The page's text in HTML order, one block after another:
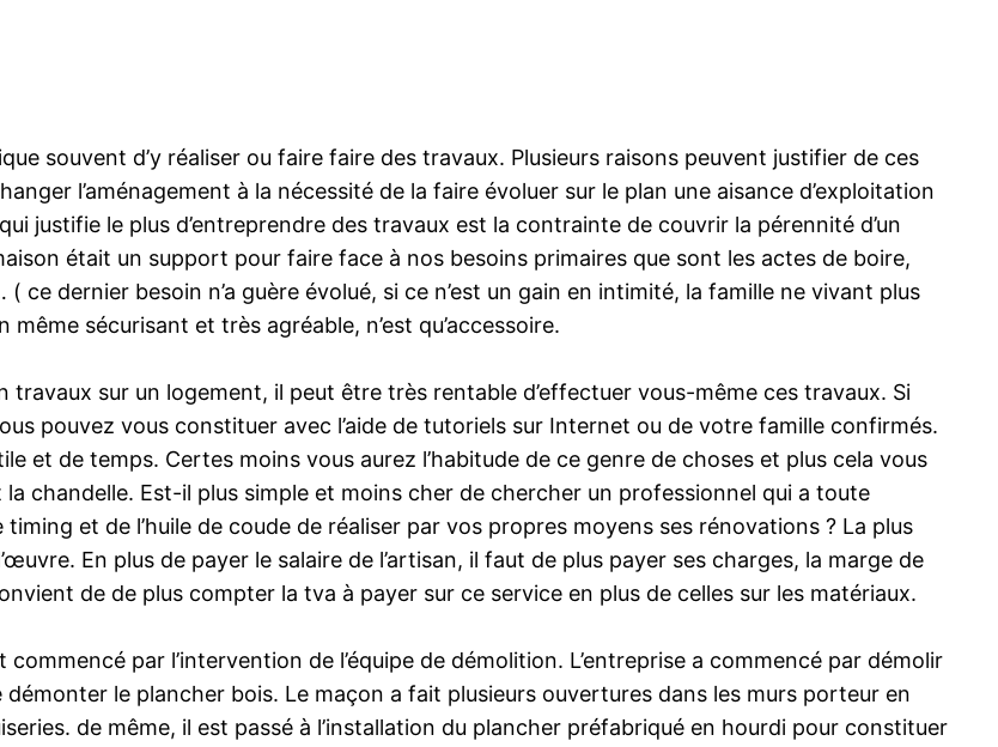
souvent d’y réaliser ou faire faire des travaux. Plusieurs raisons peuvent justifier de ces
l’aménagement à la nécessité de la faire évoluer sur le plan une aisance d’exploitation
justifie le plus d’entreprendre des travaux est la contrainte de couvrir la pérennité d’un
était un support pour faire face à nos besoins primaires que sont les actes de boire,
ce dernier besoin n’a guère évolué, si ce n’est un gain en intimité, la famille ne vivant plus
sécurisant et très agréable, n’est qu’accessoire.
travaux sur un logement, il peut être très rentable d’effectuer vous-même ces travaux. Si
pouvez vous constituer avec l’aide de tutoriels sur Internet ou de votre famille confirmés.
et de temps. Certes moins vous aurez l’habitude de ce genre de choses et plus cela vous
chandelle. Est-il plus simple et moins cher de chercher un professionnel qui a toute
et de l’huile de coude de réaliser par vos propres moyens ses rénovations ? La plus
En plus de payer le salaire de l’artisan, il faut de plus payer ses charges, la marge de
de de plus compter la tva à payer sur ce service en plus de celles sur les matériaux.
par l’intervention de l’équipe de démolition. L’entreprise a commencé par démolir
le plancher bois. Le maçon a fait plusieurs ouvertures dans les murs porteur en
de même, il est passé à l’installation du plancher préfabriqué en hourdi pour constituer